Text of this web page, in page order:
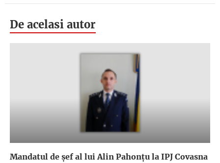
De acelasi autor
Mandatul de șef al lui Alin Pahonțu la IPJ Covasna